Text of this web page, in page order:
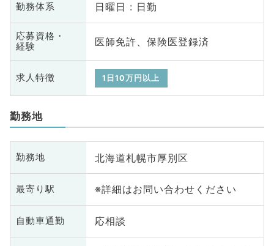
勤務体系 日曜日 : 日勤
応募資格・
経験
医師免許、保険医登録済
求人特徴 1日10万円以上
勤務地
勤務地 北海道札幌市厚別区
最寄り駅 ※詳細はお問い合わせください
自動車通勤 応相談